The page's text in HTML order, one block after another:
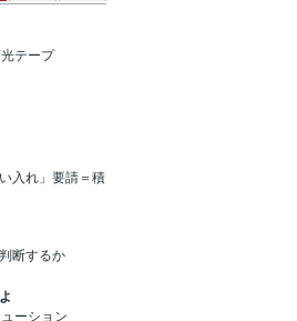
テープ
入れ」要請＝積
断するか
ーション